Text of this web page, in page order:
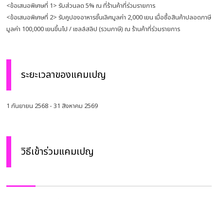
<ข้อเสนอพิเศษที่ 1> รับส่วนลด 5% ณ ที่ร้านค้าที่ร่วมรายการ
<ข้อเสนอพิเศษที่ 2> รับคูปองอาหารชั้นเลิศมูลค่า 2,000 เยน เมื่อซื้อสินค้าปลอดภาษี
มูลค่า 100,000 เยนขึ้นไป / เซลล์สลิป (รวมภาษี) ณ ร้านค้าที่ร่วมรายการ
ระยะเวลาของแคมเปญ
1 กันยายน 2568 - 31 สิงหาคม 2569
วิธีเข้าร่วมแคมเปญ